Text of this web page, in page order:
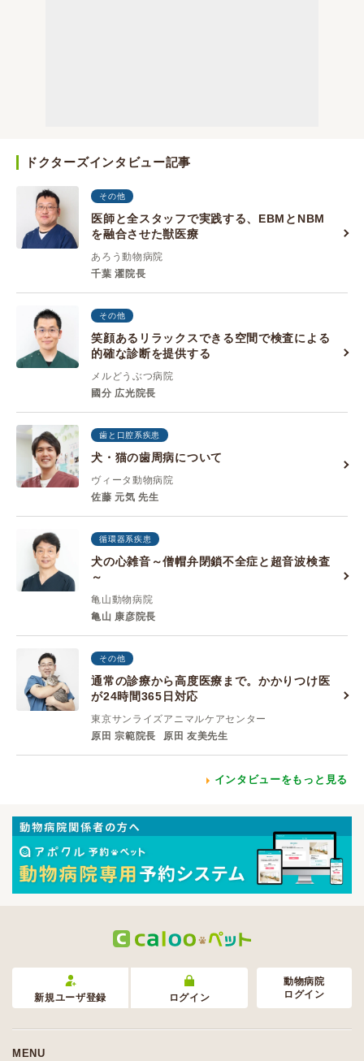
ドクターズインタビュー記事
その他
医師と全スタッフで実践する、EBMとNBM
を融合させた獣医療
あろう動物病院
千葉 濯院長
その他
笑顔あるリラックスできる空間で検査による
的確な診断を提供する
メルどうぶつ病院
國分 広光院長
歯と口腔系疾患
犬・猫の歯周病について
ヴィータ動物病院
佐藤 元気 先生
循環器系疾患
犬の心雑音～僧帽弁閉鎖不全症と超音波検査
～
亀山動物病院
亀山 康彦院長
その他
通常の診療から高度医療まで。かかりつけ医
が24時間365日対応
東京サンライズアニマルケアセンター
原田 宗範院長
原田 友美先生
インタビューをもっと見る
新規ユーザ登録 ログイン
動物病院
ログイン
MENU